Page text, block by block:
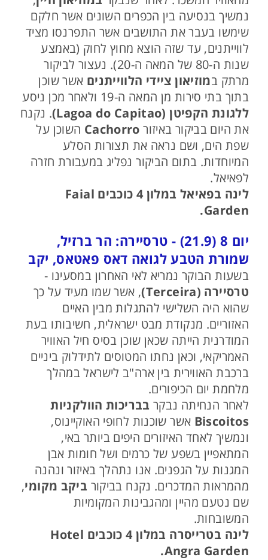
נמשיך בנסיעה בין הכפרים השונים אשר חלקם
שימשו בעבר את התושבים אשר התפרנסו מציד
לווייתנים, עד שזה הוצא מחוץ לחוק (באמצע
שנות ה-80 של המאה ה-20). נעצור לביקור
מרתק במוזיאון ציידי הלווייתנים אשר שוכן
בתוך בתי סירות מן המאה ה-19 ולאחר מכן ניסע
ללגונת הקפיטן (Lagoa do Capitao)
. נקנח
את היום בביקור באיזור Cachorro השוכן על
שפת הים, ושם נראה את תצורות הסלע
המיוחדות. בתום הביקור נפליג במעבורת חזרה
לפאיאל.
לינה בפאיאל במלון 4 כוכבים Faial
Garden
.
יום 8 (21.9) - טרסיירה: הר ברזיל,
שמורת הטבע לגואה דאס פאטאס, יקב
בשעות הבוקר נמריא לאי האחרון במסעינו -
טרסיירה (Terceira)
, אשר שמו מעיד על כך
שהוא היה השלישי להתגלות מבין האיים
האזוריים. מנקודת מבט ישראלית, חשיבותו בעת
המודרנית הייתה שכאן שוכן בסיס חיל האוויר
האמריקאי, וכאן נחתו המטוסים לתידלוק ביניים
ברכבת האווירית בין ארה"ב לישראל במהלך
מלחמת יום הכיפורים.
לאחר הנחיתה נבקר בבריכות הוולקניות
Biscoitos אשר שוכנות לחופי האוקיינוס,
ונמשיך לאחד האיזורים היפים ביותר באי,
המתאפיין בשפע של כרמים ושל חומות אבן
המגנות על הגפנים. אנו נתהלך באיזור ונהנה
מהמראות המדכרים. נקנח בביקור ביקב מקומי,
שם נטעם מהיין ומהגבינות המקומיות
המשובחות.
לינה בטרייסרה במלון 4 כוכבים Hotel
Angra Garden.